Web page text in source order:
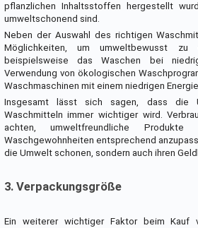
pflanzlichen Inhaltsstoffen hergestellt
umweltschonend sind.
Neben der Auswahl des richtigen
Möglichkeiten, um umweltbewusst zu
beispielsweise das Waschen bei
Verwendung von ökologischen
Waschmaschinen mit einem niedrigen
Insgesamt lässt sich sagen, dass die
Waschmitteln immer wichtiger wird.
achten, umweltfreundliche
Waschgewohnheiten entsprechend
die Umwelt schonen, sondern auch ihren
3. Verpackungsgröße
Ein weiterer wichtiger Faktor beim Kauf